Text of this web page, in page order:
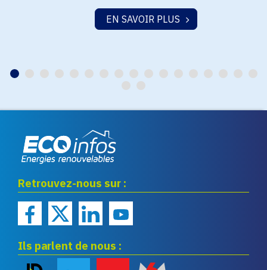
EN SAVOIR PLUS
renouvelables
Retrouvez-nous sur :
Ils parlent de nous :